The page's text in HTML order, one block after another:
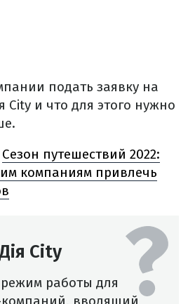
подать заявку на
City и что для этого нужно
Сезон путешествий 2022:
компаниям привлечь
City
работы для